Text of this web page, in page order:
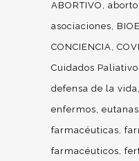
ABORTIVO aborto
asociaciones
CONCIENCIA
Cuidados
defensa de la vida
enfermos
farmacéuticas
farmacéuticos